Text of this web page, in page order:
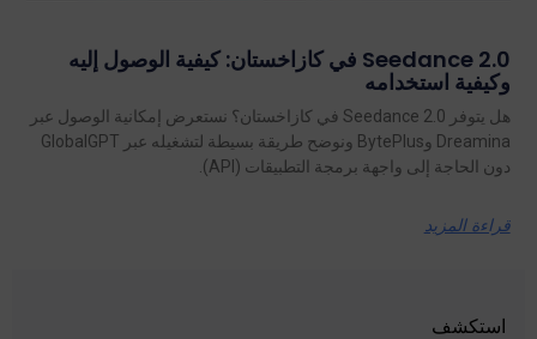
Seedance 2.0 في كازاخستان: كيفية الوصول إليه
وكيفية استخدامه
هل يتوفر Seedance 2.0 في كازاخستان؟ نستعرض إمكانية الوصول عبر
Dreamina وBytePlus ونوضح طريقة بسيطة لتشغيله عبر GlobalGPT
دون الحاجة إلى واجهة برمجة التطبيقات (API).
قراءة المزيد
استكشف